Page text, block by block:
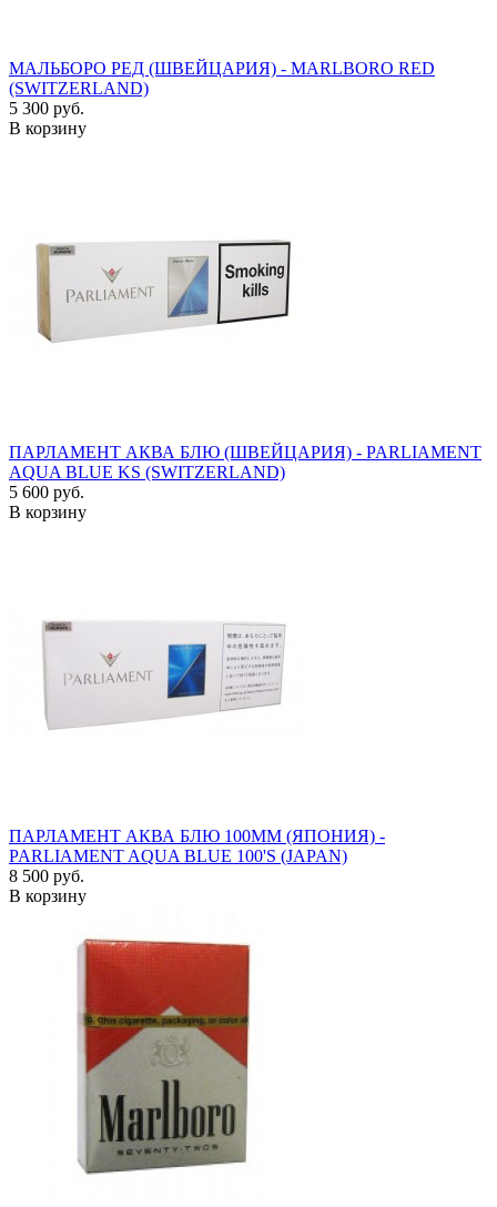
МАЛЬБОРО РЕД (ШВЕЙЦАРИЯ) - MARLBORO RED
(SWITZERLAND)
5 300 руб.
В корзину
ПАРЛАМЕНТ АКВА БЛЮ (ШВЕЙЦАРИЯ) - PARLIAMENT
AQUA BLUE KS (SWITZERLAND)
5 600 руб.
В корзину
ПАРЛАМЕНТ АКВА БЛЮ 100ММ (ЯПОНИЯ) -
PARLIAMENT AQUA BLUE 100'S (JAPAN)
8 500 руб.
В корзину